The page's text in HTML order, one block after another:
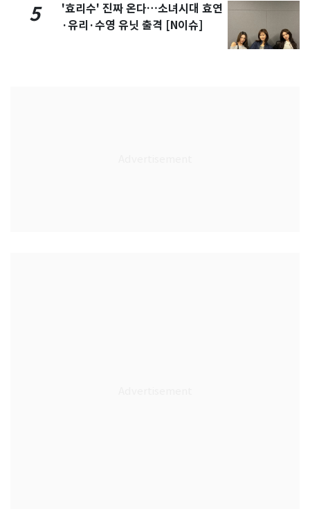
5
'효리수' 진짜 온다…소녀시대 효연
·유리·수영 유닛 출격 [N이슈]